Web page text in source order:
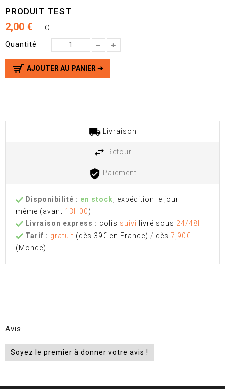
PRODUIT TEST
2,00 € TTC
Quantité
AJOUTER AU PANIER ➔
Livraison
Retour
Paiement
Disponibilité : en stock , expédition le jour
même (avant 13H00)
Livraison express : colis suivi livré sous 24/48H
Tarif : gratuit (dès 39€ en France) / dès 7,90€
(Monde)
Avis
Soyez le premier à donner votre avis !